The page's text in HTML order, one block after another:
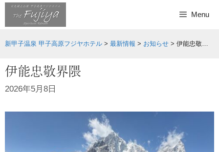
Skip
Menu
新甲子温泉 甲子高原フジヤホテル > 最新情報 > お知らせ > 伊能忠敬界隈
伊能忠敬界隈
2026年5月8日